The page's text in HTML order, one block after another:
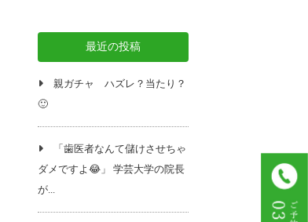
最近の投稿
親ガチャ ハズレ？当たり？
🙂
「歯医者なんて儲けさせちゃ
ダメですよ😂」 学芸大学の院長
が...